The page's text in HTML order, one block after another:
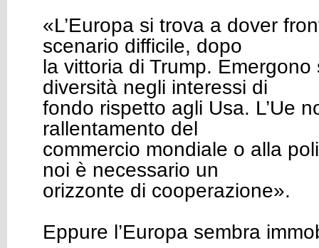
«L’Europa si trova a dover
scenario difficile, dopo
la vittoria di Trump. Emergono
diversità negli interessi di
fondo rispetto agli Usa. L’Ue
rallentamento del
commercio mondiale o alla
noi è necessario un
orizzonte di cooperazione».
Eppure l’Europa sembra